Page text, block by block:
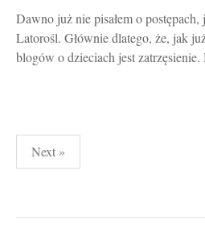
Dawno już nie pisałem o
Latorośl. Głównie dlatego, że, jak
blogów o dzieciach jest zatrzęsienie.
Stronicowanie
wpisów
Next »